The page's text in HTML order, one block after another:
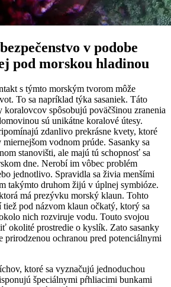
v podobe
pod morskou hladinou
s týmto morským tvorom môže
To sa napríklad týka sasaniek. Táto
koralovcov spôsobujú poväčšinou zranenia
sú unikátne koralové útesy.
zdanlivo prekrásne kvety, ktoré
vodnom prúde. Sasanky sa
stanovišti, ale majú tú schopnosť sa
dne. Nerobí im vôbec problém
jednotlivo. Spravidla sa živia menšími
takýmto druhom žijú v úplnej symbióze.
má prezývku morský klaun. Tohto
pod názvom klaun očkatý, ktorý sa
nich rozviruje vodu. Touto svojou
okolité prostredie o kyslík. Zato sasanky
prirodzenou ochranou pred potenciálnymi
ktoré sa vyznačujú jednoduchou
špeciálnymi pŕhliacimi bunkami